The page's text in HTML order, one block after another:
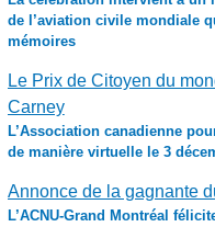
de l’aviation civile mondiale
mémoires
Le Prix de Citoyen du
Carney
L’Association canadienne
de manière virtuelle le 3
Annonce de la gagnante
L’ACNU-Grand Montréal